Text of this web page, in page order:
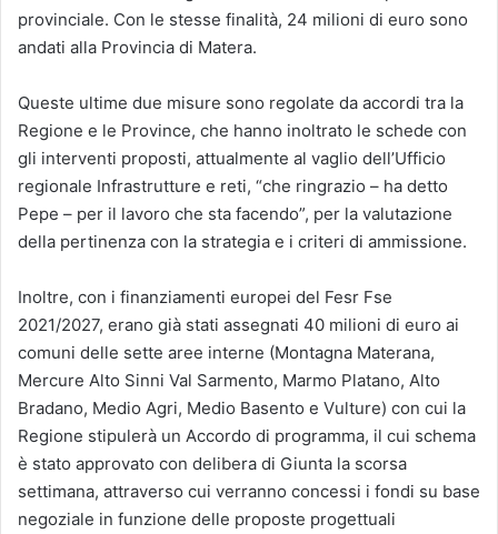
provinciale. Con le stesse finalità, 24 milioni di euro sono
andati alla Provincia di Matera.
Queste ultime due misure sono regolate da accordi tra la
Regione e le Province, che hanno inoltrato le schede con
gli interventi proposti, attualmente al vaglio dell’Ufficio
regionale Infrastrutture e reti, “che ringrazio – ha detto
Pepe – per il lavoro che sta facendo”, per la valutazione
della pertinenza con la strategia e i criteri di ammissione.
Inoltre, con i finanziamenti europei del Fesr Fse
2021/2027, erano già stati assegnati 40 milioni di euro ai
comuni delle sette aree interne (Montagna Materana,
Mercure Alto Sinni Val Sarmento, Marmo Platano, Alto
Bradano, Medio Agri, Medio Basento e Vulture) con cui la
Regione stipulerà un Accordo di programma, il cui schema
è stato approvato con delibera di Giunta la scorsa
settimana, attraverso cui verranno concessi i fondi su base
negoziale in funzione delle proposte progettuali